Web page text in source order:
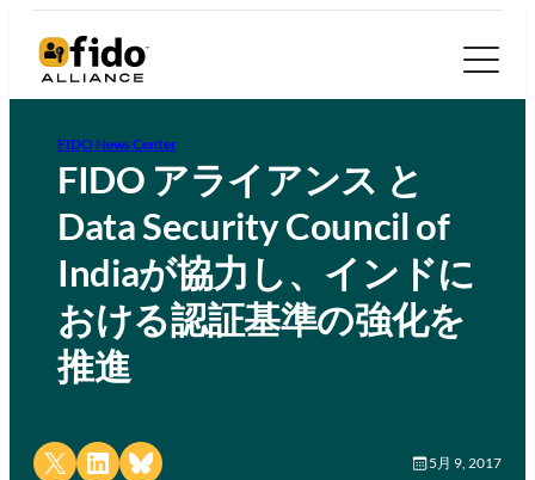
FIDO News Center
FIDO アライアンス と
Data Security Council of
Indiaが協力し、インドに
おける認証基準の強化を
推進
Share on X Share on LinkedIn
Share on Bluesky 5月 9, 2017